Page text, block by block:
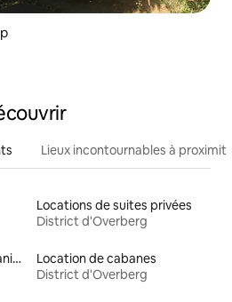
Lieux incontournables à
Locations de suites privées
District d'Overberg
Locations adaptées aux animaux
Location de cabanes
District d'Overberg